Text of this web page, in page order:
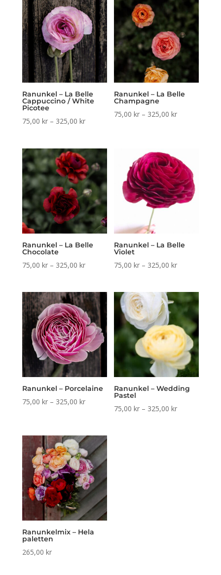
325,00 kr
Ranunkel – La Belle
Cappuccino / White
Picotee
75,00 kr – 325,00 krPrisintervall:
till
325,00 kr
Ranunkel – La Belle
Champagne
75,00kr – 325,00krPrisintervall:
Ranunkel – La Belle
Chocolate
75,00 kr – 325,00 krPrisintervall:
till
325,00 kr
Ranunkel – La Belle
Violet
75,00kr – 325,00krPrisintervall:
till
325,00 kr
Ranunkel – Porcelaine
75,00 kr – 325,00 krPrisintervall:
325,00 kr
Ranunkel – Wedding
Pastel
75,00kr – 325,00krPrisintervall:
Ranunkelmix – Hela
paletten
265,00 kr